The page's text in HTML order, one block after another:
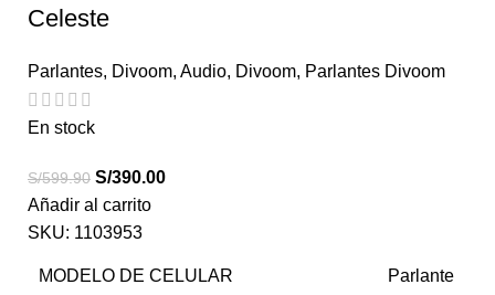
Celeste
Parlantes, Divoom, Audio, Divoom, Parlantes Divoom
En stock
S/599.90 S/390.00
Añadir al carrito
SKU: 1103953
MODELO DE CELULAR Parlante